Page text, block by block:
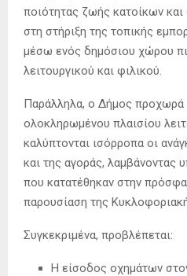
ποιότητας ζωής κατοίκων
στη στήριξη της τοπικής
μέσω ενός δημόσιου χώρου
λειτουργικού και φιλικού.
Παράλληλα, ο Δήμος προχωρά
ολοκληρωμένου πλαισίου
καλύπτονται ισόρροπα οι
και της αγοράς, λαμβάνοντας
που κατατέθηκαν στην
παρουσίαση της
Συγκεκριμένα, προβλέπεται:
Η είσοδος οχημάτων